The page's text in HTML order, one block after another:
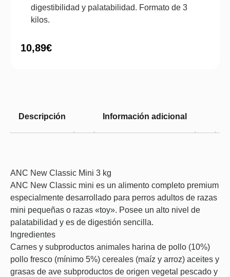
digestibilidad y palatabilidad. Formato de 3
kilos.
10,89€
Descripción Información adicional
ANC New Classic Mini 3 kg
ANC New Classic mini es un alimento completo premium
especialmente desarrollado para perros adultos de razas
mini pequeñas o razas «toy». Posee un alto nivel de
palatabilidad y es de digestión sencilla.
Ingredientes
Carnes y subproductos animales harina de pollo (10%)
pollo fresco (mínimo 5%) cereales (maíz y arroz) aceites y
grasas de ave subproductos de origen vegetal pescado y